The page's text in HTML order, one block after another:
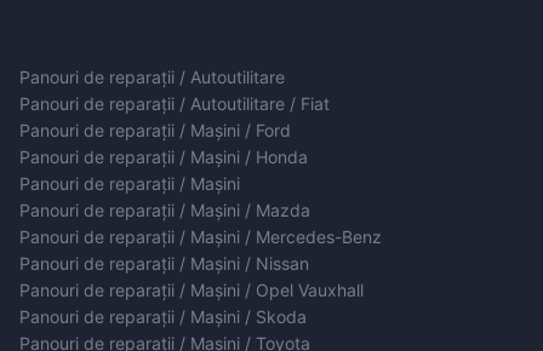
Panouri de reparații / Autoutilitare
Panouri de reparații / Autoutilitare / Fiat
Panouri de reparații / Mașini / Ford
Panouri de reparații / Mașini / Honda
Panouri de reparații / Mașini
Panouri de reparații / Mașini / Mazda
Panouri de reparații / Mașini / Mercedes-Benz
Panouri de reparații / Mașini / Nissan
Panouri de reparații / Mașini / Opel Vauxhall
Panouri de reparații / Mașini / Skoda
Panouri de reparații / Mașini / Toyota